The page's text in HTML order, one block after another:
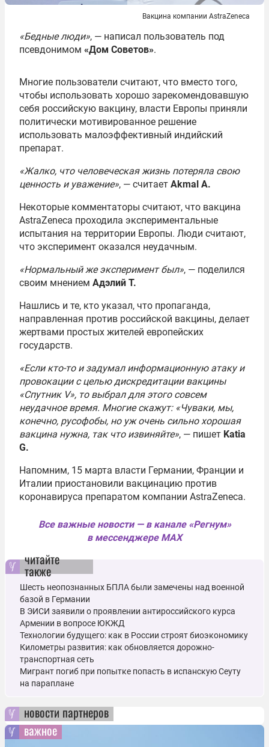
Вакцина компании AstraZeneca
«Бедные люди», — написал пользователь под
псевдонимом «Дом Советов».
Многие пользователи считают, что вместо того,
чтобы использовать хорошо зарекомендовавшую
себя российскую вакцину, власти Европы приняли
политически мотивированное решение
использовать малоэффективный индийский
препарат.
«Жалко, что человеческая жизнь потеряла свою
ценность и уважение», — считает Akmal A.
Некоторые комментаторы считают, что вакцина
AstraZeneca проходила экспериментальные
испытания на территории Европы. Люди считают,
что эксперимент оказался неудачным.
«Нормальный же эксперимент был», — поделился
своим мнением Адэлий Т.
Нашлись и те, кто указал, что пропаганда,
направленная против российской вакцины, делает
жертвами простых жителей европейских
государств.
«Если кто-то и задумал информационную атаку и
провокации с целью дискредитации вакцины
«Спутник V», то выбрал для этого совсем
неудачное время. Многие скажут: «Чуваки, мы,
конечно, русофобы, но уж очень сильно хорошая
вакцина нужна, так что извиняйте», — пишет Katia
G.
Напомним, 15 марта власти Германии, Франции и
Италии приостановили вакцинацию против
коронавируса препаратом компании AstraZeneca.
Все важные новости — в канале «Регнум»
в мессенджере MAX
читайте
также
Шесть неопознанных БПЛА были замечены над военной
базой в Германии
В ЭИСИ заявили о проявлении антироссийского курса
Армении в вопросе ЮКЖД
Технологии будущего: как в России строят биоэкономику
Километры развития: как обновляется дорожно-
транспортная сеть
Мигрант погиб при попытке попасть в испанскую Сеуту
на параплане
новости партнеров
важное